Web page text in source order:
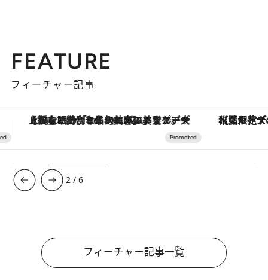
FEATURE
フィーチャー記事
【夏限定ディナーコース】旬を迎える稚鮎や花ズッキーニなどをイタリア・トスカーナの郷土料理の手法で満喫！
3 /6
フィーチャー記事一覧